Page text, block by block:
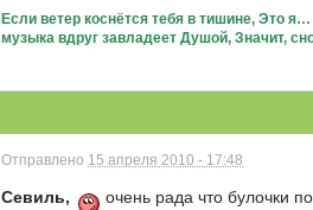
Если ветер коснётся тебя в тишине, Это
музыка вдруг завладеет Душой, Значит,
Отправлено 15 апреля 2010 - 17:48
Севиль, очень рада что булочки